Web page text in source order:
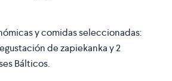
y comidas seleccionadas:
de zapiekanka y 2
Bálticos.